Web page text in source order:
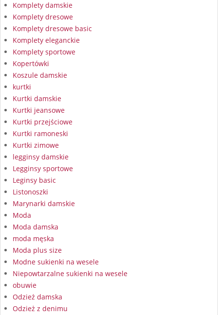
Komplety damskie
Komplety dresowe
Komplety dresowe basic
Komplety eleganckie
Komplety sportowe
Kopertówki
Koszule damskie
kurtki
Kurtki damskie
Kurtki jeansowe
Kurtki przejściowe
Kurtki ramoneski
Kurtki zimowe
legginsy damskie
Legginsy sportowe
Leginsy basic
Listonoszki
Marynarki damskie
Moda
Moda damska
moda męska
Moda plus size
Modne sukienki na wesele
Niepowtarzalne sukienki na wesele
obuwie
Odzież damska
Odzież z denimu